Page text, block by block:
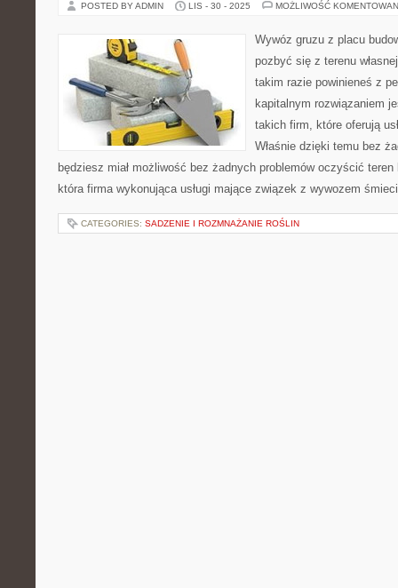
POSTED BY ADMIN LIS - 30 - 2025 MOŻLIWOŚĆ
Wywóz gruzu z placu
pozbyć się z terenu
takim razie powinieneś z
kapitalnym rozwiązaniem
takich firm, które oferują
Właśnie dzięki temu bez
będziesz miał możliwość bez żadnych problemów oczyścić
która firma wykonująca usługi mające związek z wywozem
CATEGORIES: SADZENIE I ROZMNAŻANIE ROŚLIN